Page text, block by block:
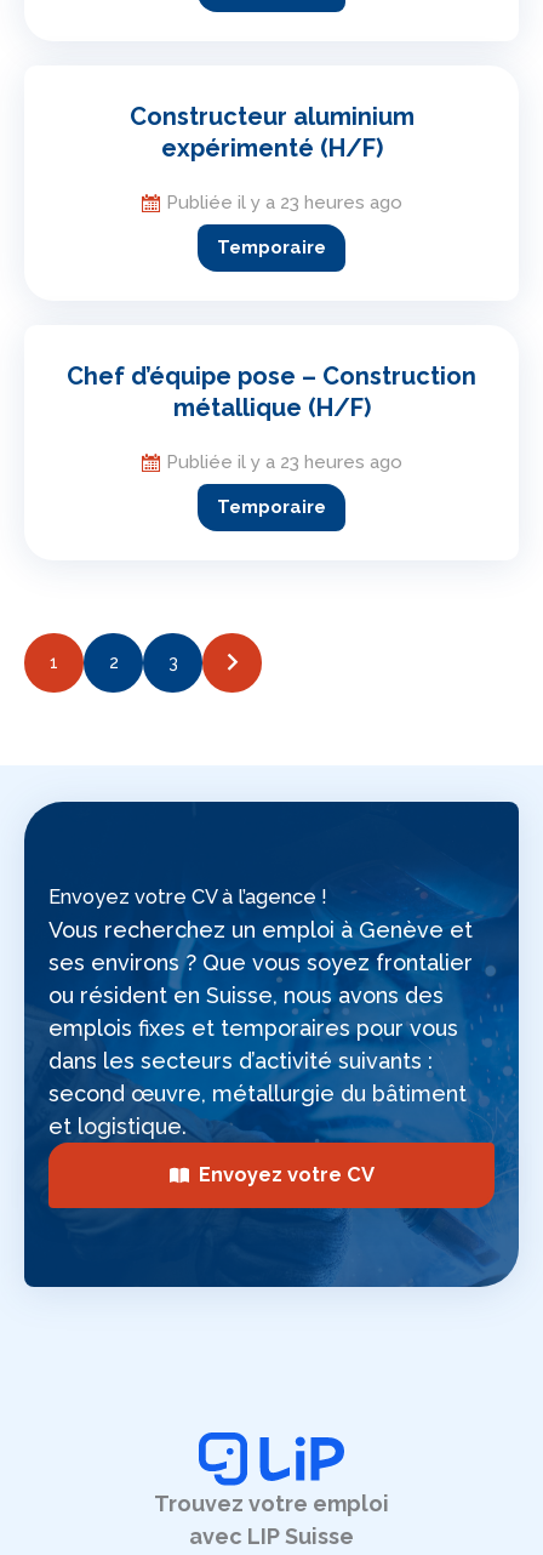
Constructeur aluminium
expérimenté (H/F)
Publiée il y a 23 heures ago
Temporaire
Chef d’équipe pose – Construction
métallique (H/F)
Publiée il y a 23 heures ago
Temporaire
1 2 3
Envoyez votre CV à l’agence !
Vous recherchez un emploi à Genève et
ses environs ? Que vous soyez frontalier
ou résident en Suisse, nous avons des
emplois fixes et temporaires pour vous
dans les secteurs d’activité suivants :
second œuvre, métallurgie du bâtiment
et logistique.
Envoyez votre CV
Trouvez votre emploi
avec LIP Suisse